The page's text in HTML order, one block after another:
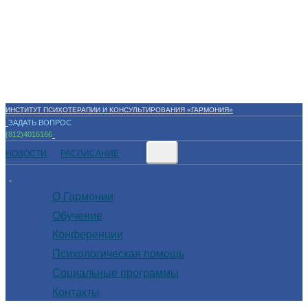
ИНСТИТУТ ПСИХОТЕРАПИИ И КОНСУЛЬТИРОВАНИЯ «ГАРМОНИЯ»
ЗАДАТЬ ВОПРОС
(812)4016166
НОВОСТИ РАСПИСАНИЕ
О Гармонии
Обучение
Конференции
Психологическая помощь
Социальные программы
Контакты